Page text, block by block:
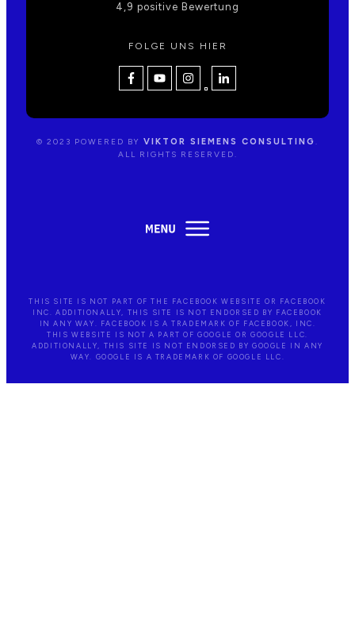
4,9 positive Bewertung
FOLGE UNS HIER
© 2023 POWERED BY VIKTOR SIEMENS CONSULTING.
ALL RIGHTS RESERVED.
AGB WIDERRUF DATENSCHUTZ IMPRESSUM
THIS SITE IS NOT PART OF THE FACEBOOK WEBSITE OR FACEBOOK
INC. ADDITIONALLY, THIS SITE IS NOT ENDORSED BY FACEBOOK
IN ANY WAY. FACEBOOK IS A TRADEMARK OF FACEBOOK, INC.
THIS WEBSITE IS NOT A PART OF GOOGLE OR GOOGLE LLC.
ADDITIONALLY, THIS SITE IS NOT ENDORSED BY GOOGLE IN ANY
WAY. GOOGLE IS A TRADEMARK OF GOOGLE LLC.